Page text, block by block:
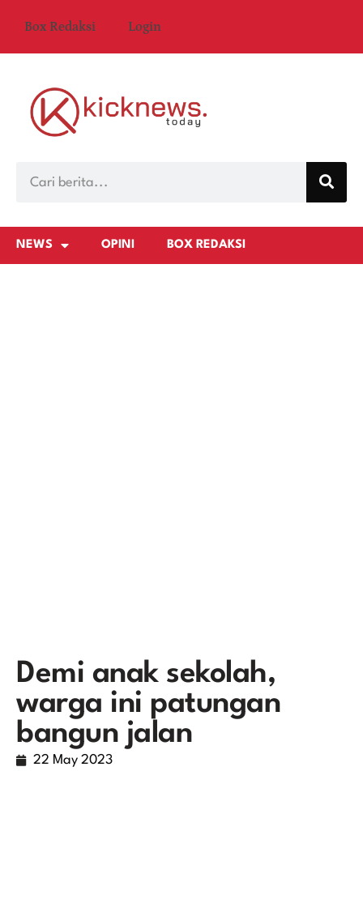
Box Redaksi Login
NEWS OPINI BOX REDAKSI
Demi anak sekolah,
warga ini patungan
bangun jalan
22 May 2023